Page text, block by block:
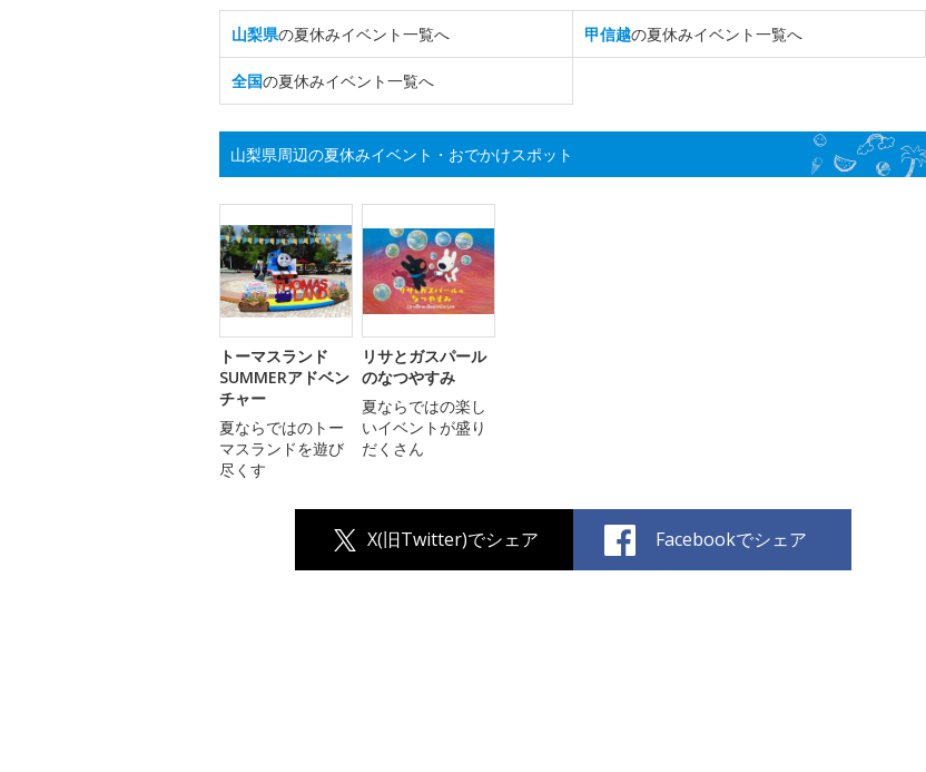
山梨県の夏休みイベント一覧へ 甲信越の夏休みイベント一覧へ
全国の夏休みイベント一覧へ
山梨県周辺の夏休みイベント・おでかけスポット
トーマスランド
SUMMERアドベン
チャー
夏ならではのトー
マスランドを遊び
尽くす
リサとガスパール
のなつやすみ
夏ならではの楽し
いイベントが盛り
だくさん
X(旧Twitter)でシェア Facebookでシェア